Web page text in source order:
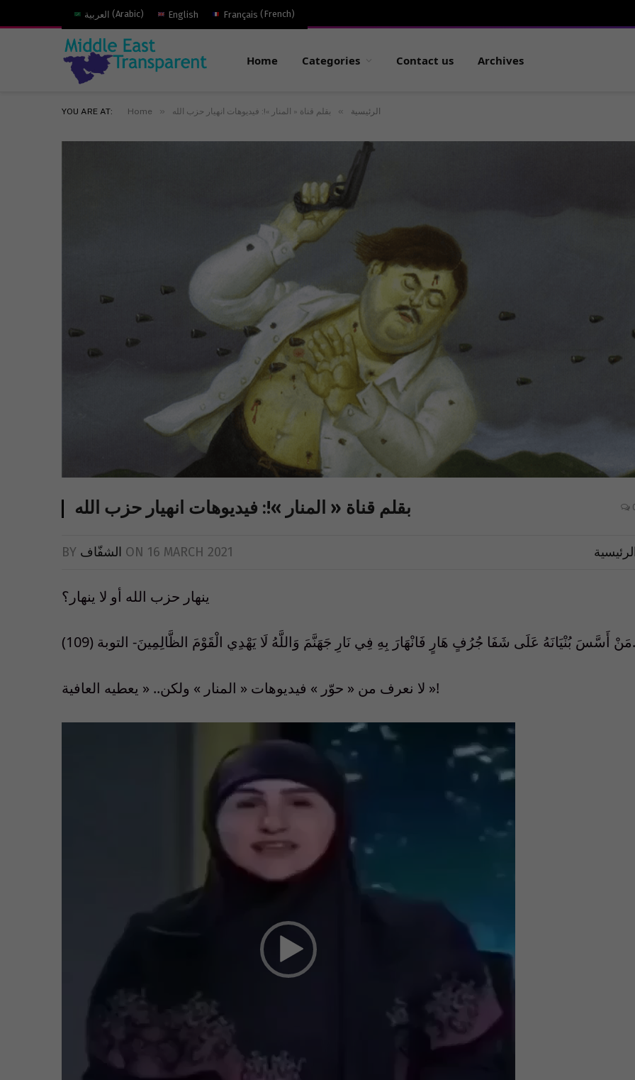
العربية (Arabic) English Français (French)
Home Categories Contact us Archives
YOU ARE AT: Home » الرئيسية » بقلم قناة « المنار »!: فيديوهات انهيار حزب الله
بقلم قناة « المنار »!: فيديوهات انهيار حزب الله
BY الشفّاف ON 16 MARCH 2021
ينهار حزب الله أو لا ينهار؟
مَنْ أَسَّسَ بُنْيَانَهُ عَلَى شَفَا جُرُفٍ هَارٍ فَانْهَارَ بِهِ فِي نَارِ جَهَنَّمَ وَاللَّهُ لَا يَهْدِي الْقَوْمَ الظَّالِمِينَ- التوبة (109).
لا نعرف من « حوّر » فيديوهات « المنار » ولكن.. « يعطيه العافية »!